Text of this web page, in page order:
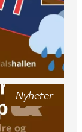
Nyheter